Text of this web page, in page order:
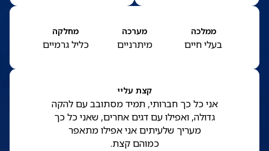
ממלכה
בעלי חיים
מערכה
מיתרניים
מחלקה
כליל גרמיים
קצת עליי
אני כל כך חברותי, תמיד מסתובב עם להקה
גדולה, ואפילו עם דגים אחרים, שאני כל כך
מעריך שלעיתים אני אפילו מתאפר
כמוהם קצת.